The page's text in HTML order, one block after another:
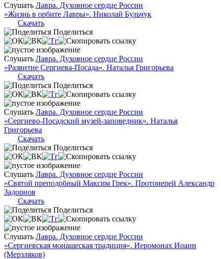
Слушать Лавра. Духовное сердце России
«Жизнь в орбите Лавры». Николай Бульчук
Скачать
Поделиться
Слушать Лавра. Духовное сердце России
«Развитие Сергиева-Посада». Наталья Григорьева
Скачать
Поделиться
Слушать Лавра. Духовное сердце России
«Сергиево-Посадский музей-заповедник». Наталья
Григорьева
Скачать
Поделиться
Слушать Лавра. Духовное сердце России
«Святой преподобный Максим Грек». Протоиерей Александр
Задорнов
Скачать
Поделиться
Слушать Лавра. Духовное сердце России
«Сергиевская монашеская традиция». Иеромонах Иоанн
(Мерзляков)